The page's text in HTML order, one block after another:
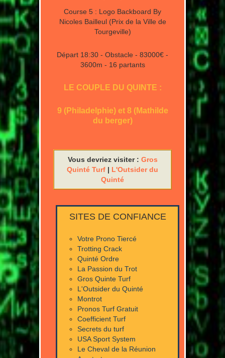
Course 5 : Logo Backboard By
Nicoles Bailleul (Prix de la Ville de
Tourgeville)
Départ 18:30 - Obstacle - 83000€ -
3600m - 16 partants
LE COUPLE DU QUINTE :
9 (Philadelphie) et 8 (Mathilde
du berger)
Vous devriez visiter : Gros
Quinté Turf | L'Outsider du
Quinté
SITES DE CONFIANCE
Votre Prono Tiercé
Trotting Crack
Quinté Ordre
La Passion du Trot
Gros Quinte Turf
L'Outsider du Quinté
Montrot
Pronos Turf Gratuit
Coefficient Turf
Secrets du turf
USA Sport System
Le Cheval de la Réunion